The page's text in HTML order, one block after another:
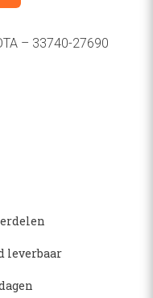
– 33740-27690
leverbaar